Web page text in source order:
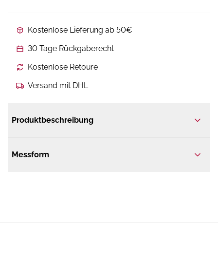
Kostenlose Lieferung ab 50€
30 Tage Rückgaberecht
Kostenlose Retoure
Versand mit DHL
Produktbeschreibung
Messform